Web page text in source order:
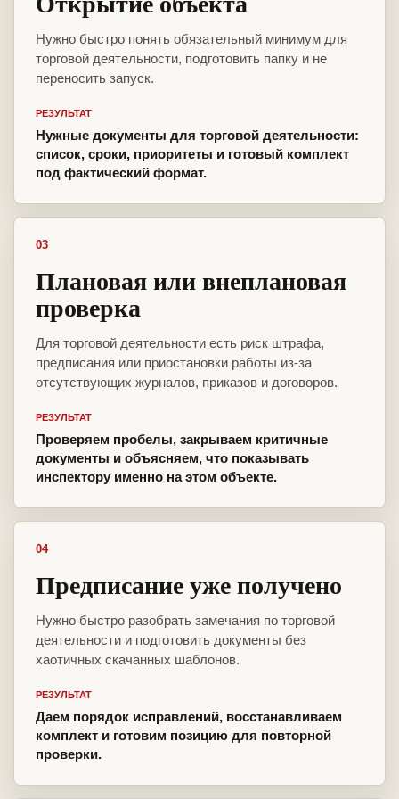
Нужно быстро понять обязательный минимум для
торговой деятельности, подготовить папку и не
переносить запуск.
РЕЗУЛЬТАТ
Нужные документы для торговой деятельности:
список, сроки, приоритеты и готовый комплект
под фактический формат.
03
Плановая или внеплановая
проверка
Для торговой деятельности есть риск штрафа,
предписания или приостановки работы из-за
отсутствующих журналов, приказов и договоров.
РЕЗУЛЬТАТ
Проверяем пробелы, закрываем критичные
документы и объясняем, что показывать
инспектору именно на этом объекте.
04
Предписание уже получено
Нужно быстро разобрать замечания по торговой
деятельности и подготовить документы без
хаотичных скачанных шаблонов.
РЕЗУЛЬТАТ
Даем порядок исправлений, восстанавливаем
комплект и готовим позицию для повторной
проверки.